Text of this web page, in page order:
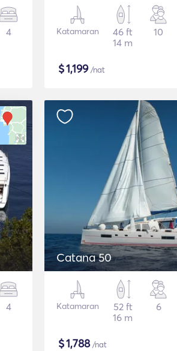
4 Katamaran
46 ft
14 m
10
$1,199/nat
4
Catana 50
Katamaran
52 ft
16 m
6
$1,788/nat